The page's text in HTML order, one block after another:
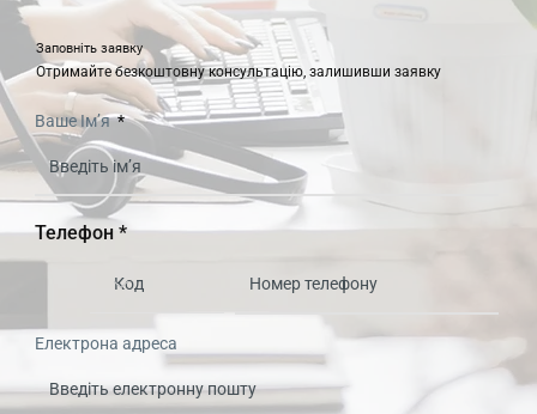
Заповніть заявку
Отримайте безкоштовну консультацію, залишивши заявку
Ваше Ім’я
Телефон *
Електрона адреса